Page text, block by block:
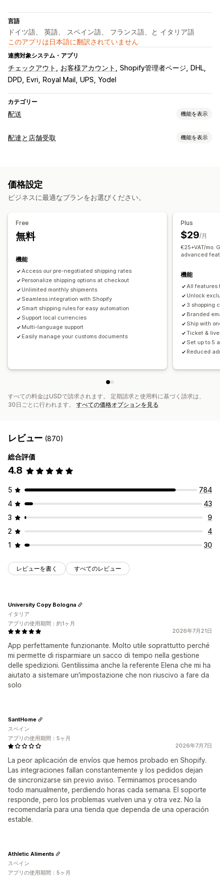
言語
ドイツ語、 英語、 スペイン語、 フランス語、と イタリア語
このアプリは日本語に翻訳されていません
連携対象システム・アプリ
チェックアウト お客様アカウント Shopify管理者ページ
DHL
DPD
Evri Royal Mail UPS Yodel
カテゴリー
配送 機能を表示
ラベルと梱包
配送品の管理
配達と店舗受取 機能を表示
複数ロケーション
リアルタイム追跡
価格設定
ビジネスに最適なプランをお選びください。
Free
無料
機能
Access our pre-negotiated shipping rates
Personalize shipping options at checkout
Unlimited monthly shipments
Seamless integration with Shopify
Smart shipping rules for easy automation
Support local currencies
Multi-language support
Easily manage your customs documents
Plus
$29/月
€25+VAT/mo.
advanced
機能
All features
Unlock
3 shopping
Branded
Ship with
Ticket &
Set up to 5
Reduced
すべての料金はUSDで請求されます。 定期請求と使用料に基づく請求は、
30日ごとに行われます。 すべての価格オプションを見る
レビュー (870)
総合評価
4.8
5
784
4
43
3
9
2
4
1
30
レビューを書く すべてのレビュー
2026年7月21日
App perfettamente funzionante. Molto utile soprattutto perché
mi permette di risparmiare un sacco di tempo nella gestione
delle spedizioni. Gentilissima anche la referente Elena che mi ha
aiutato a sistemare un'impostazione che non riuscivo a fare da
solo
University Copy Bologna
イタリア
アプリの使用期間：約1ヶ月
2026年7月7日
La peor aplicación de envíos que hemos probado en Shopify.
Las integraciones fallan constantemente y los pedidos dejan
de sincronizarse sin previo aviso. Terminamos procesando
todo manualmente, perdiendo horas cada semana. El soporte
responde, pero los problemas vuelven una y otra vez. No la
recomendaría para una tienda que dependa de una operación
estable.
SantHome
スペイン
アプリの使用期間：5ヶ月
Athletic Aliments
スペイン
アプリの使用期間：5ヶ月